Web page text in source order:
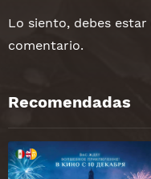
Lo siento, debes estar
comentario.
Recomendadas